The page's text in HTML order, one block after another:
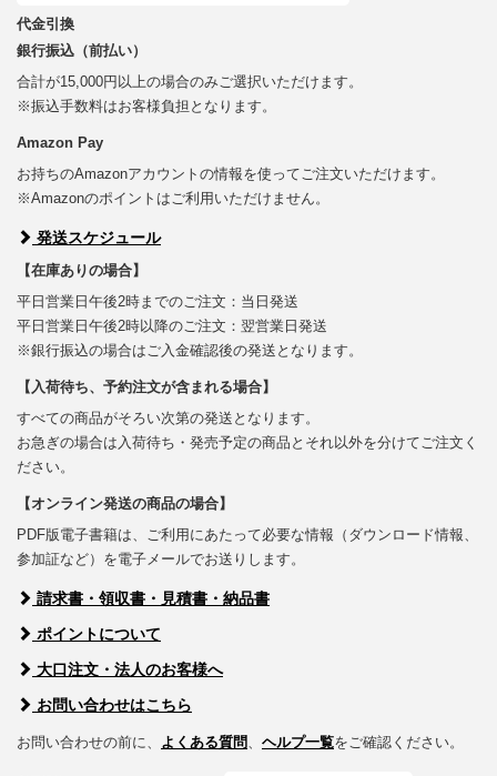
代金引換
銀行振込（前払い）
合計が15,000円以上の場合のみご選択いただけます。
※振込手数料はお客様負担となります。
Amazon Pay
お持ちのAmazonアカウントの情報を使ってご注文いただけます。
※Amazonのポイントはご利用いただけません。
発送スケジュール
【在庫ありの場合】
平日営業日午後2時までのご注文：当日発送
平日営業日午後2時以降のご注文：翌営業日発送
※銀行振込の場合はご入金確認後の発送となります。
【入荷待ち、予約注文が含まれる場合】
すべての商品がそろい次第の発送となります。
お急ぎの場合は入荷待ち・発売予定の商品とそれ以外を分けてご注文く
ださい。
【オンライン発送の商品の場合】
PDF版電子書籍は、ご利用にあたって必要な情報（ダウンロード情報、
参加証など）を電子メールでお送りします。
請求書・領収書・見積書・納品書
ポイントについて
大口注文・法人のお客様へ
お問い合わせはこちら
お問い合わせの前に、 よくある質問 ヘルプ一覧をご確認ください。